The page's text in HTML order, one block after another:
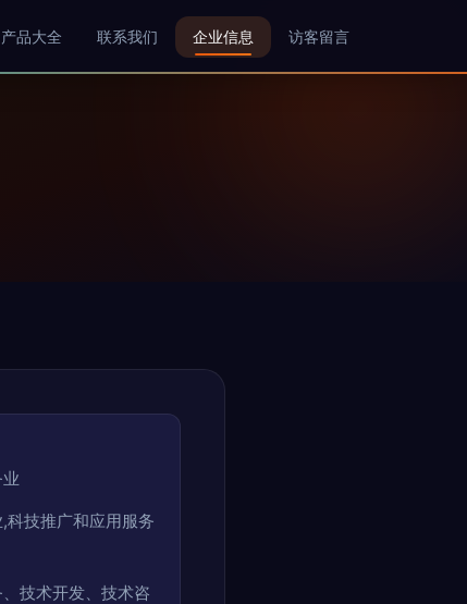
产品大全 联系我们 企业信息 访客留言
科技推广和应用服务
技术开发、技术咨